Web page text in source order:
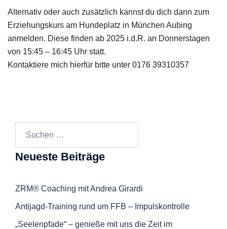
Alternativ oder auch zusätzlich kannst du dich dann zum
Erziehungskurs am Hundeplatz in München Aubing
anmelden. Diese finden ab 2025 i.d.R. an Donnerstagen
von 15:45 – 16:45 Uhr statt.
Kontaktiere mich hierfür bitte unter 0176 39310357
Neueste Beiträge
ZRM® Coaching mit Andrea Girardi
Antijagd-Training rund um FFB – Impulskontrolle
„Seelenpfade“ – genieße mit uns die Zeit im